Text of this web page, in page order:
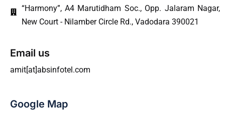
“Harmony”, A4 Marutidham Soc., Opp. Jalaram Nagar,
New Court - Nilamber Circle Rd., Vadodara 390021
Email us
amit[at]absinfotel.com
Google Map